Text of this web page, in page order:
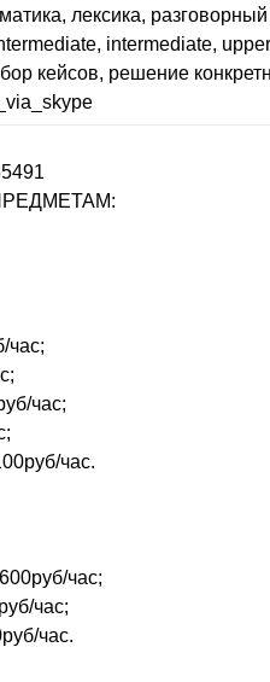
лексика,
, intermediate,
кейсов, решение
via skype
час;
час;
час.
час;
час;
час.